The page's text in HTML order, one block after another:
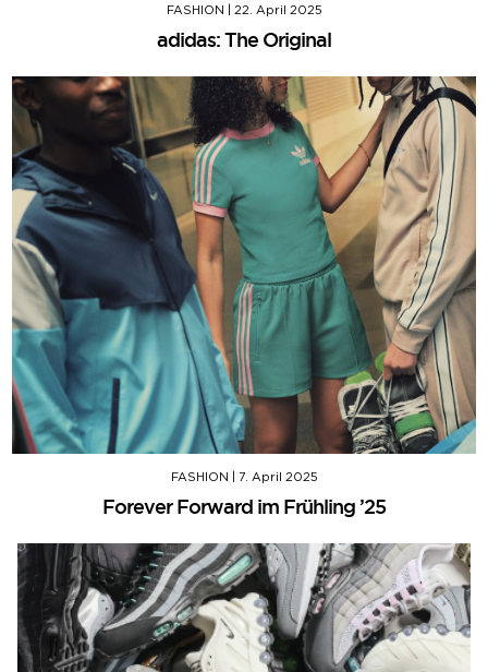
FASHION 22. April 2025
adidas: The Original
FASHION 7. April 2025
Forever Forward im Frühling ’25